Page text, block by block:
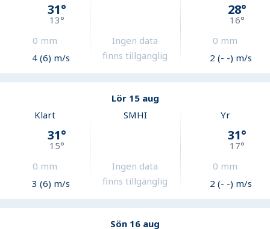
31°
13°
0 mm
4 (6) m/s
Ingen data
finns tillgänglig
28°
16°
0 mm
2 (- -) m/s
Lör 15 aug
Klart
31°
15°
0 mm
3 (6) m/s
SMHI
Ingen data
finns tillgänglig
Yr
31°
17°
0 mm
2 (- -) m/s
Sön 16 aug